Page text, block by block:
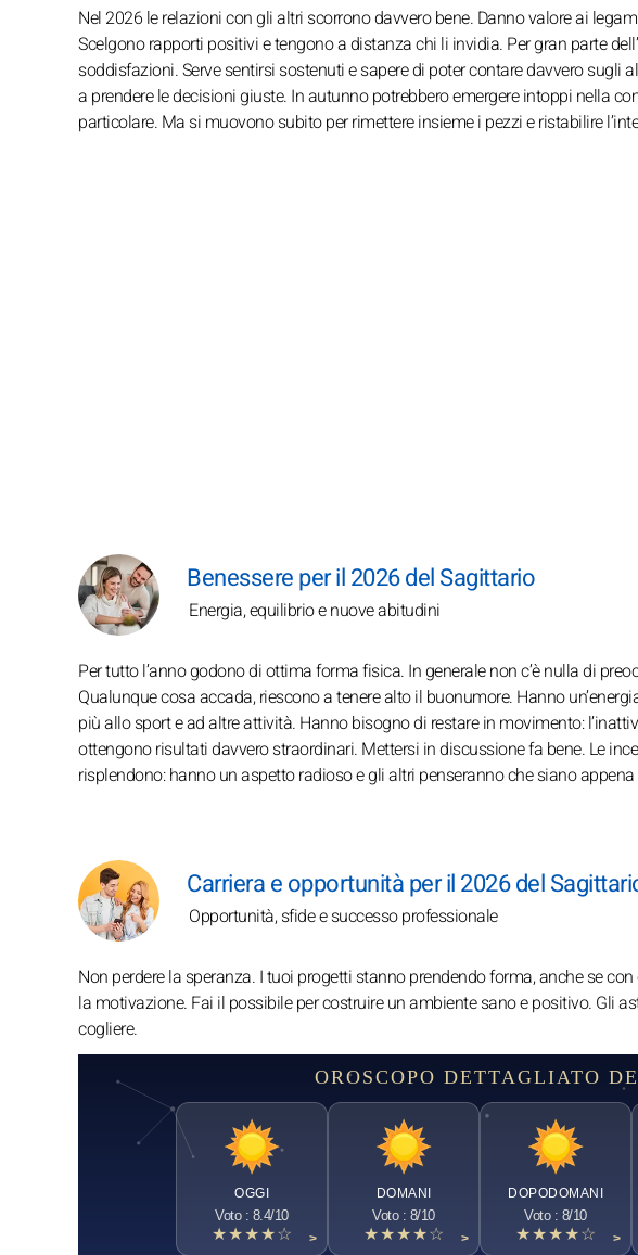
Nel 2026 le relazioni con gli altri scorrono davvero bene. Danno valore ai
Scelgono rapporti positivi e tengono a distanza chi li invidia. Per gran parte
soddisfazioni. Serve sentirsi sostenuti e sapere di poter contare davvero sugli
a prendere le decisioni giuste. In autunno potrebbero emergere intoppi nella
particolare. Ma si muovono subito per rimettere insieme i pezzi e ristabilire
Benessere per il 2026 del Sagittario
Energia, equilibrio e nuove abitudini
Per tutto l’anno godono di ottima forma fisica. In generale non c’è nulla di
Qualunque cosa accada, riescono a tenere alto il buonumore. Hanno
più allo sport e ad altre attività. Hanno bisogno di restare in movimento:
ottengono risultati davvero straordinari. Mettersi in discussione fa bene. Le
risplendono: hanno un aspetto radioso e gli altri penseranno che siano
Carriera e opportunità per il 2026 del
Opportunità, sfide e successo professionale
Non perdere la speranza. I tuoi progetti stanno prendendo forma, anche se
la motivazione. Fai il possibile per costruire un ambiente sano e positivo. Gli
cogliere.
OROSCOPO DETTAGLIATO
OGGI
Voto : 8.4/10
★★★★☆ >
DOMANI
Voto : 8/10
★★★★☆ >
DOPODOMANI
Voto : 8/10
★★★★☆ >